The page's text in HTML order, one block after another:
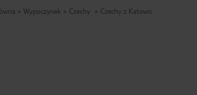
Wypoczynek Czechy Czechy z Katowic